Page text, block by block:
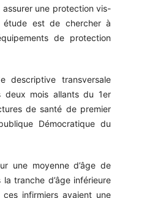
une protection vis-
étude est de chercher à
de protection
descriptive transversale
deux mois allants du 1er
de santé de premier
Démocratique du
une moyenne d’âge de
tranche d’âge inférieure
infirmiers avaient une